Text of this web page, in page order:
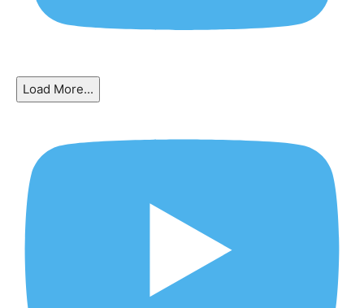
Load More...